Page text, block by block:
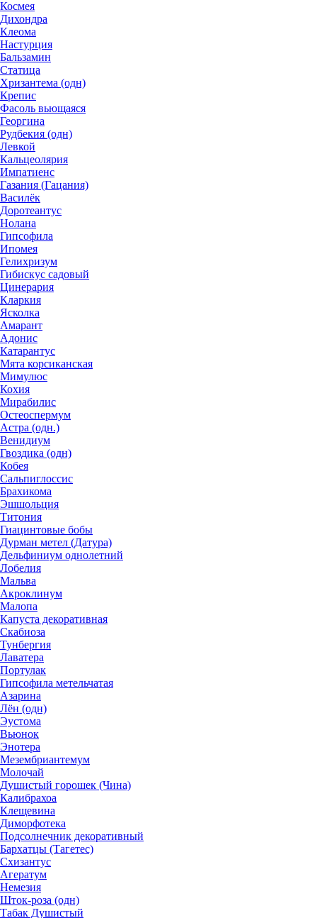
Космея
Дихондра
Клеома
Настурция
Бальзамин
Статица
Хризантема (одн)
Крепис
Фасоль вьющаяся
Георгина
Рудбекия (одн)
Левкой
Кальцеолярия
Импатиенс
Газания (Гацания)
Василёк
Доротеантус
Нолана
Гипсофила
Ипомея
Гелихризум
Гибискус садовый
Цинерария
Кларкия
Ясколка
Амарант
Адонис
Катарантус
Мята корсиканская
Мимулюс
Кохия
Мирабилис
Остеоспермум
Астра (одн.)
Венидиум
Гвоздика (одн)
Кобея
Сальпиглоссис
Брахикома
Эшшольция
Титония
Гиацинтовые бобы
Дурман метел (Датура)
Дельфиниум однолетний
Лобелия
Мальва
Акроклинум
Малопа
Капуста декоративная
Скабиоза
Тунбергия
Лаватера
Портулак
Гипсофила метельчатая
Азарина
Лён (одн)
Эустома
Вьюнок
Энотера
Мезембриантемум
Молочай
Душистый горошек (Чина)
Калибрахоа
Клещевина
Диморфотека
Подсолнечник декоративный
Бархатцы (Тагетес)
Схизантус
Агератум
Немезия
Шток-роза (одн)
Табак Душистый